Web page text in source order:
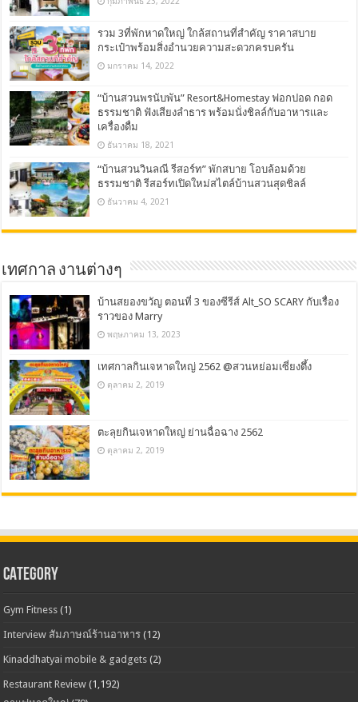
รวม 3ที่พักหาดใหญ่ ใกล้สถานที่สำคัญ ราคาสบาย
กระเป๋าพร้อมสิ่งอำนวยความสะดวกครบครัน
มกราคม 14, 2022
“บ้านสวนพรนับพัน” Resort&Homestay ฟอกปอด กอด
ธรรมชาติ ฟังเสียงลำธาร พร้อมนั่งชิลล์กับอาหารและ
เครื่องดื่ม
ธันวาคม 18, 2021
“บ้านสวนวินลณี รีสอร์ท” พักสบาย โอบล้อมด้วย
ธรรมชาติ รีสอร์ทเปิดใหม่สไตล์บ้านสวนสุดชิลล์
ธันวาคม 4, 2021
เทศกาล งานต่างๆ
บ้านสยองขวัญ ตอนที่ 3 ของซีรีส์ Alt_SO SCARY กับเรื่อง
ราวของ Marry
พฤษภาคม 13, 2023
เทศกาลกินเจหาดใหญ่ 2562 @สวนหย่อมเซี่ยงตึ้ง
ตุลาคม 2, 2019
ตะลุยกินเจหาดใหญ่ ย่านฉื่อฉาง 2562
ตุลาคม 2, 2019
CATEGORY
Gym Fitness (1)
Interview สัมภาษณ์ร้านอาหาร (12)
Kinaddhatyai mobile & gadgets (2)
Restaurant Review (1,192)